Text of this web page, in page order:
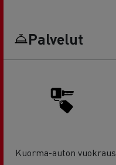
Palvelut
Kuorma-auton vuokraus